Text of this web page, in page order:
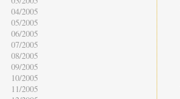
04/2005
05/2005
06/2005
07/2005
08/2005
09/2005
10/2005
11/2005